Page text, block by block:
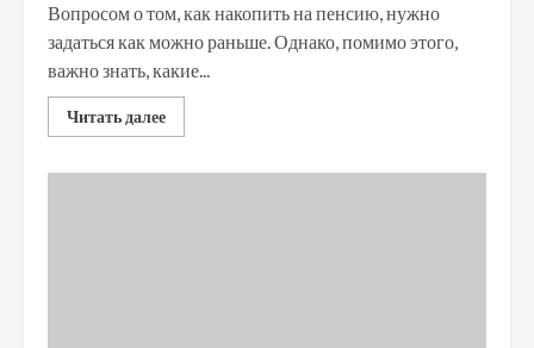
Вопросом о том, как накопить на пенсию, нужно
задаться как можно раньше. Однако, помимо этого,
важно знать, какие...
Читать далее